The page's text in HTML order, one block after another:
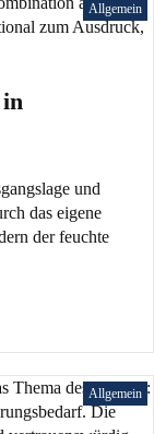
Allgemein
und
das eigene
der feuchte
Allgemein